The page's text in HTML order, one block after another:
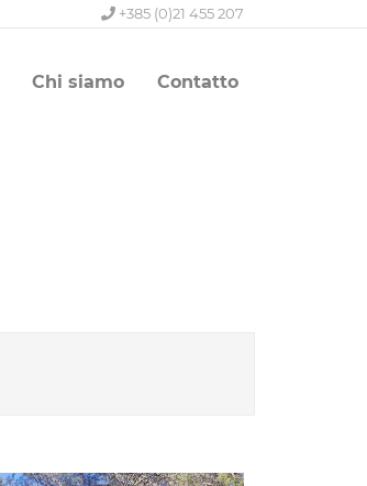
+385 (0)21 455 207
Chi siamo Contatto